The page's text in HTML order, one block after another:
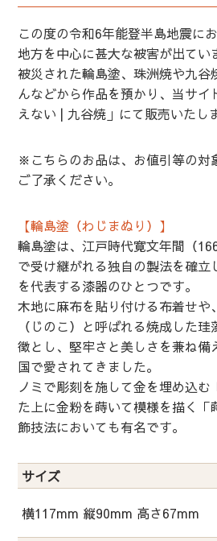
この度の令和6年能登半島地震に
地方を中心に甚大な被害が出てい
被災された輪島塗、珠洲焼や九谷
んなどから作品を預かり、当サイ
えない | 九谷焼」にて販売いたし
※こちらのお品は、お値引等の対
ご了承ください。
【輪島塗（わじまぬり）】
輪島塗は、江戸時代寛文年間（
で受け継がれる独自の製法を確立
を代表する漆器のひとつです。
木地に麻布を貼り付ける布着せや
（じのこ）と呼ばれる焼成した
徴とし、堅牢さと美しさを兼ね備
国で愛されてきました。
ノミで彫刻を施して金を埋め込む
た上に金粉を蒔いて模様を描く「
飾技法においても有名です。
サイズ
横117mm 縦90mm 高さ67mm